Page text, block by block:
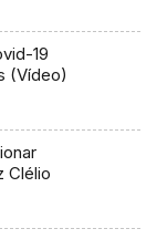
19
(Vídeo)
Clélio